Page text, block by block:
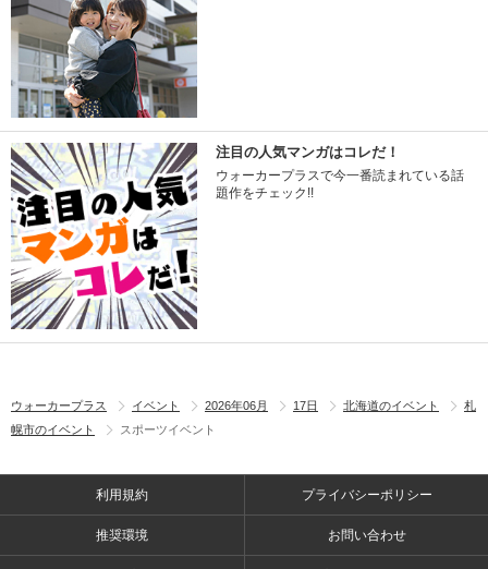
注目の人気マンガはコレだ！
ウォーカープラスで今一番読まれている話
題作をチェック!!
ウォーカープラス イベント 2026年06月 17日 北海道のイベント
札
幌市のイベント
スポーツイベント
利用規約 プライバシーポリシー
推奨環境 お問い合わせ